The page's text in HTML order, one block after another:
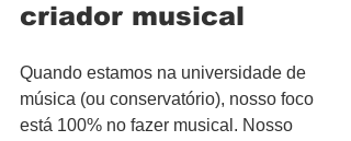
criador musical
Quando estamos na universidade de
música (ou conservatório), nosso foco
está 100% no fazer musical. Nosso